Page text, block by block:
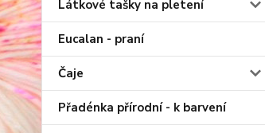
Látkové tašky na pletení
Eucalan - praní
Čaje
Přadénka přírodní - k barvení